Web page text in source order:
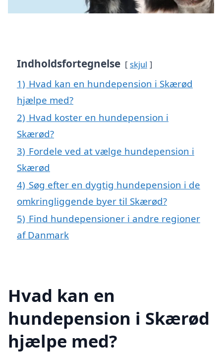
Indholdsfortegnelse skjul
1) Hvad kan en hundepension i Skærød
hjælpe med?
2) Hvad koster en hundepension i
Skærød?
3) Fordele ved at vælge hundepension i
Skærød
4) Søg efter en dygtig hundepension i de
omkringliggende byer til Skærød?
5) Find hundepensioner i andre regioner
af Danmark
Hvad kan en
hundepension i Skærød
hjælpe med?